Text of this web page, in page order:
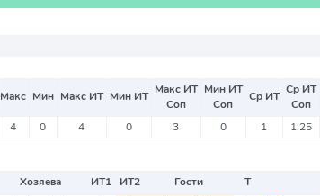
Макс Мин Макс ИТ Мин ИТ Макс ИТ
Соп
Мин ИТ
Соп
Ср ИТ Ср ИТ
Соп
4 0 4 0 3 0 1 1.25
Хозяева ИТ1 ИТ2 Гости Т